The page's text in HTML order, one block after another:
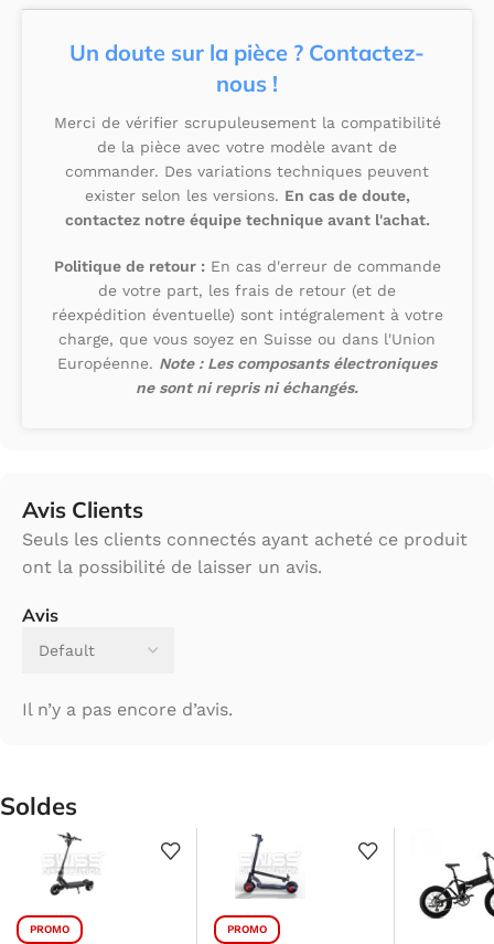
Un doute sur la pièce ? Contactez-
nous !
Merci de vérifier scrupuleusement la compatibilité
de la pièce avec votre modèle avant de
commander. Des variations techniques peuvent
exister selon les versions. En cas de doute,
contactez notre équipe technique avant l'achat.
Politique de retour : En cas d'erreur de commande
de votre part, les frais de retour (et de
réexpédition éventuelle) sont intégralement à votre
charge, que vous soyez en Suisse ou dans l'Union
Européenne. Note : Les composants électroniques
ne sont ni repris ni échangés.
Avis Clients
Avis
Il n’y a pas encore d’avis.
Seuls les clients connectés ayant acheté ce produit
ont la possibilité de laisser un avis.
Soldes
PROMO PROMO